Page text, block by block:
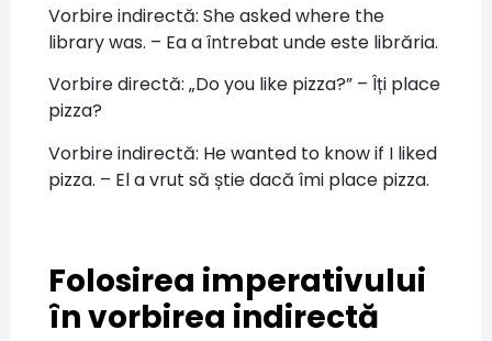
Vorbire indirectă: She asked where the
library was. – Ea a întrebat unde este librăria.
Vorbire directă: „Do you like pizza?” – Îți place
pizza?
Vorbire indirectă: He wanted to know if I liked
pizza. – El a vrut să știe dacă îmi place pizza.
Folosirea imperativului
în vorbirea indirectă